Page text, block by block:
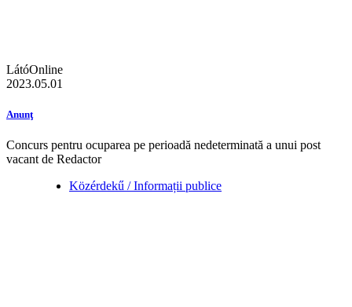
LátóOnline
2023.05.01
Anunţ
Concurs pentru ocuparea pe perioadă nedeterminată a unui post
vacant de Redactor
Közérdekű / Informații publice